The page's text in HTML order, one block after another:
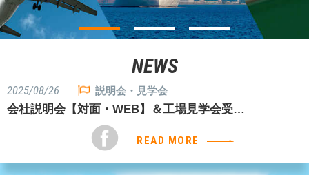
NEWS
2025/08/26 説明会・見学会
会社説明会【対面・WEB】＆工場見学会受…
READ MORE